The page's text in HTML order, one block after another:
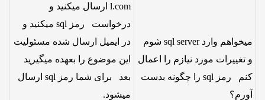
میخواهم وارد sql server شوم
و تغییرات مورد نیازم را اعمال
کنم رمز sql را چگونه بدست
آورم؟
l.com ارسال میکنید و
درخواست رمز sql میکنید و
در ایمیل ارسال شده مسئولیت
این موضوع را بعهده میگیرید
بعد برای شما رمز sql ارسال
میشود.